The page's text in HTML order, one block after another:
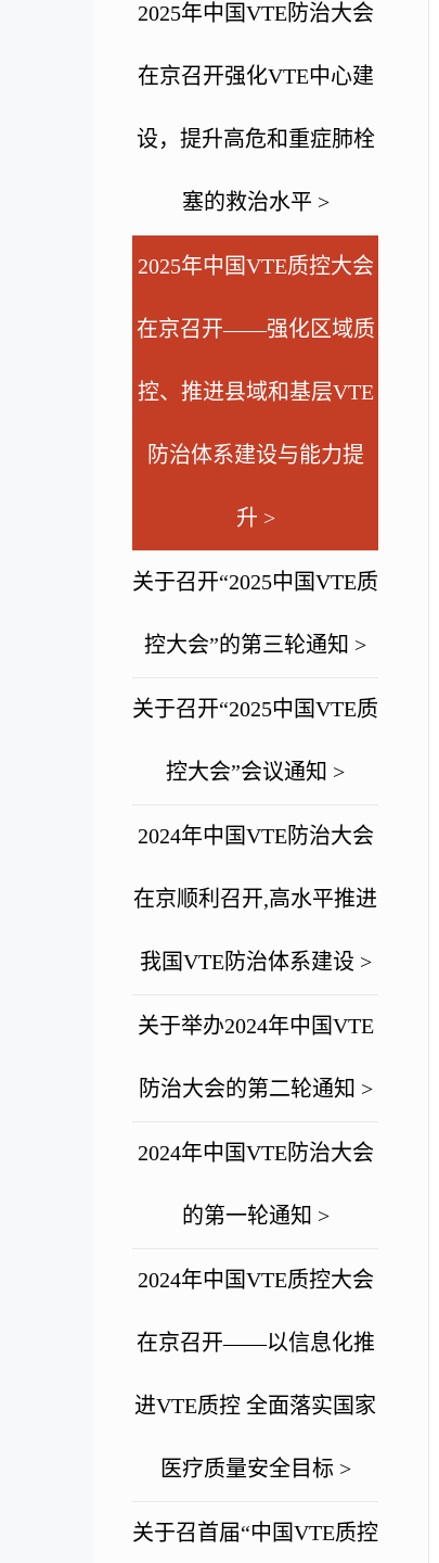
2025年中国VTE防治大会
在京召开强化VTE中心建
设，提升高危和重症肺栓
塞的救治水平 >
2025年中国VTE质控大会
在京召开——强化区域质
控、推进县域和基层VTE
防治体系建设与能力提
升 >
关于召开“2025中国VTE质
控大会”的第三轮通知 >
关于召开“2025中国VTE质
控大会”会议通知 >
2024年中国VTE防治大会
在京顺利召开,高水平推进
我国VTE防治体系建设 >
关于举办2024年中国VTE
防治大会的第二轮通知 >
2024年中国VTE防治大会
的第一轮通知 >
2024年中国VTE质控大会
在京召开——以信息化推
进VTE质控 全面落实国家
医疗质量安全目标 >
关于召首届“中国VTE质控